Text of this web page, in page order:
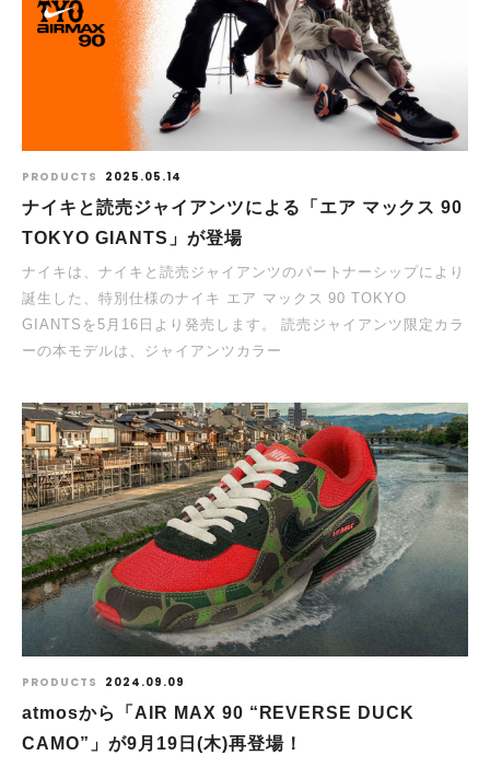
PRODUCTS 2025.05.14
ナイキと読売ジャイアンツによる「エア マックス 90
TOKYO GIANTS」が登場
ナイキは、ナイキと読売ジャイアンツのパートナーシップにより
誕生した、特別仕様のナイキ エア マックス 90 TOKYO
GIANTSを5月16日より発売します。 読売ジャイアンツ限定カラ
ーの本モデルは、ジャイアンツカラー
PRODUCTS 2024.09.09
atmosから「AIR MAX 90 “REVERSE DUCK
CAMO”」が9月19日(木)再登場！